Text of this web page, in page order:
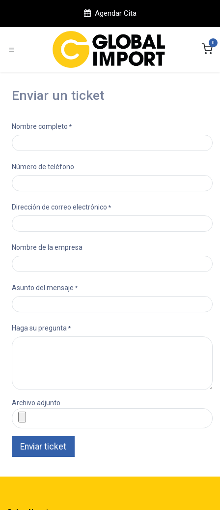
Agendar Cita
0
Enviar un ticket
Nombre completo *
Número de teléfono
Dirección de correo electrónico *
Nombre de la empresa
Asunto del mensaje *
Haga su pregunta *
Archivo adjunto
Enviar ticket